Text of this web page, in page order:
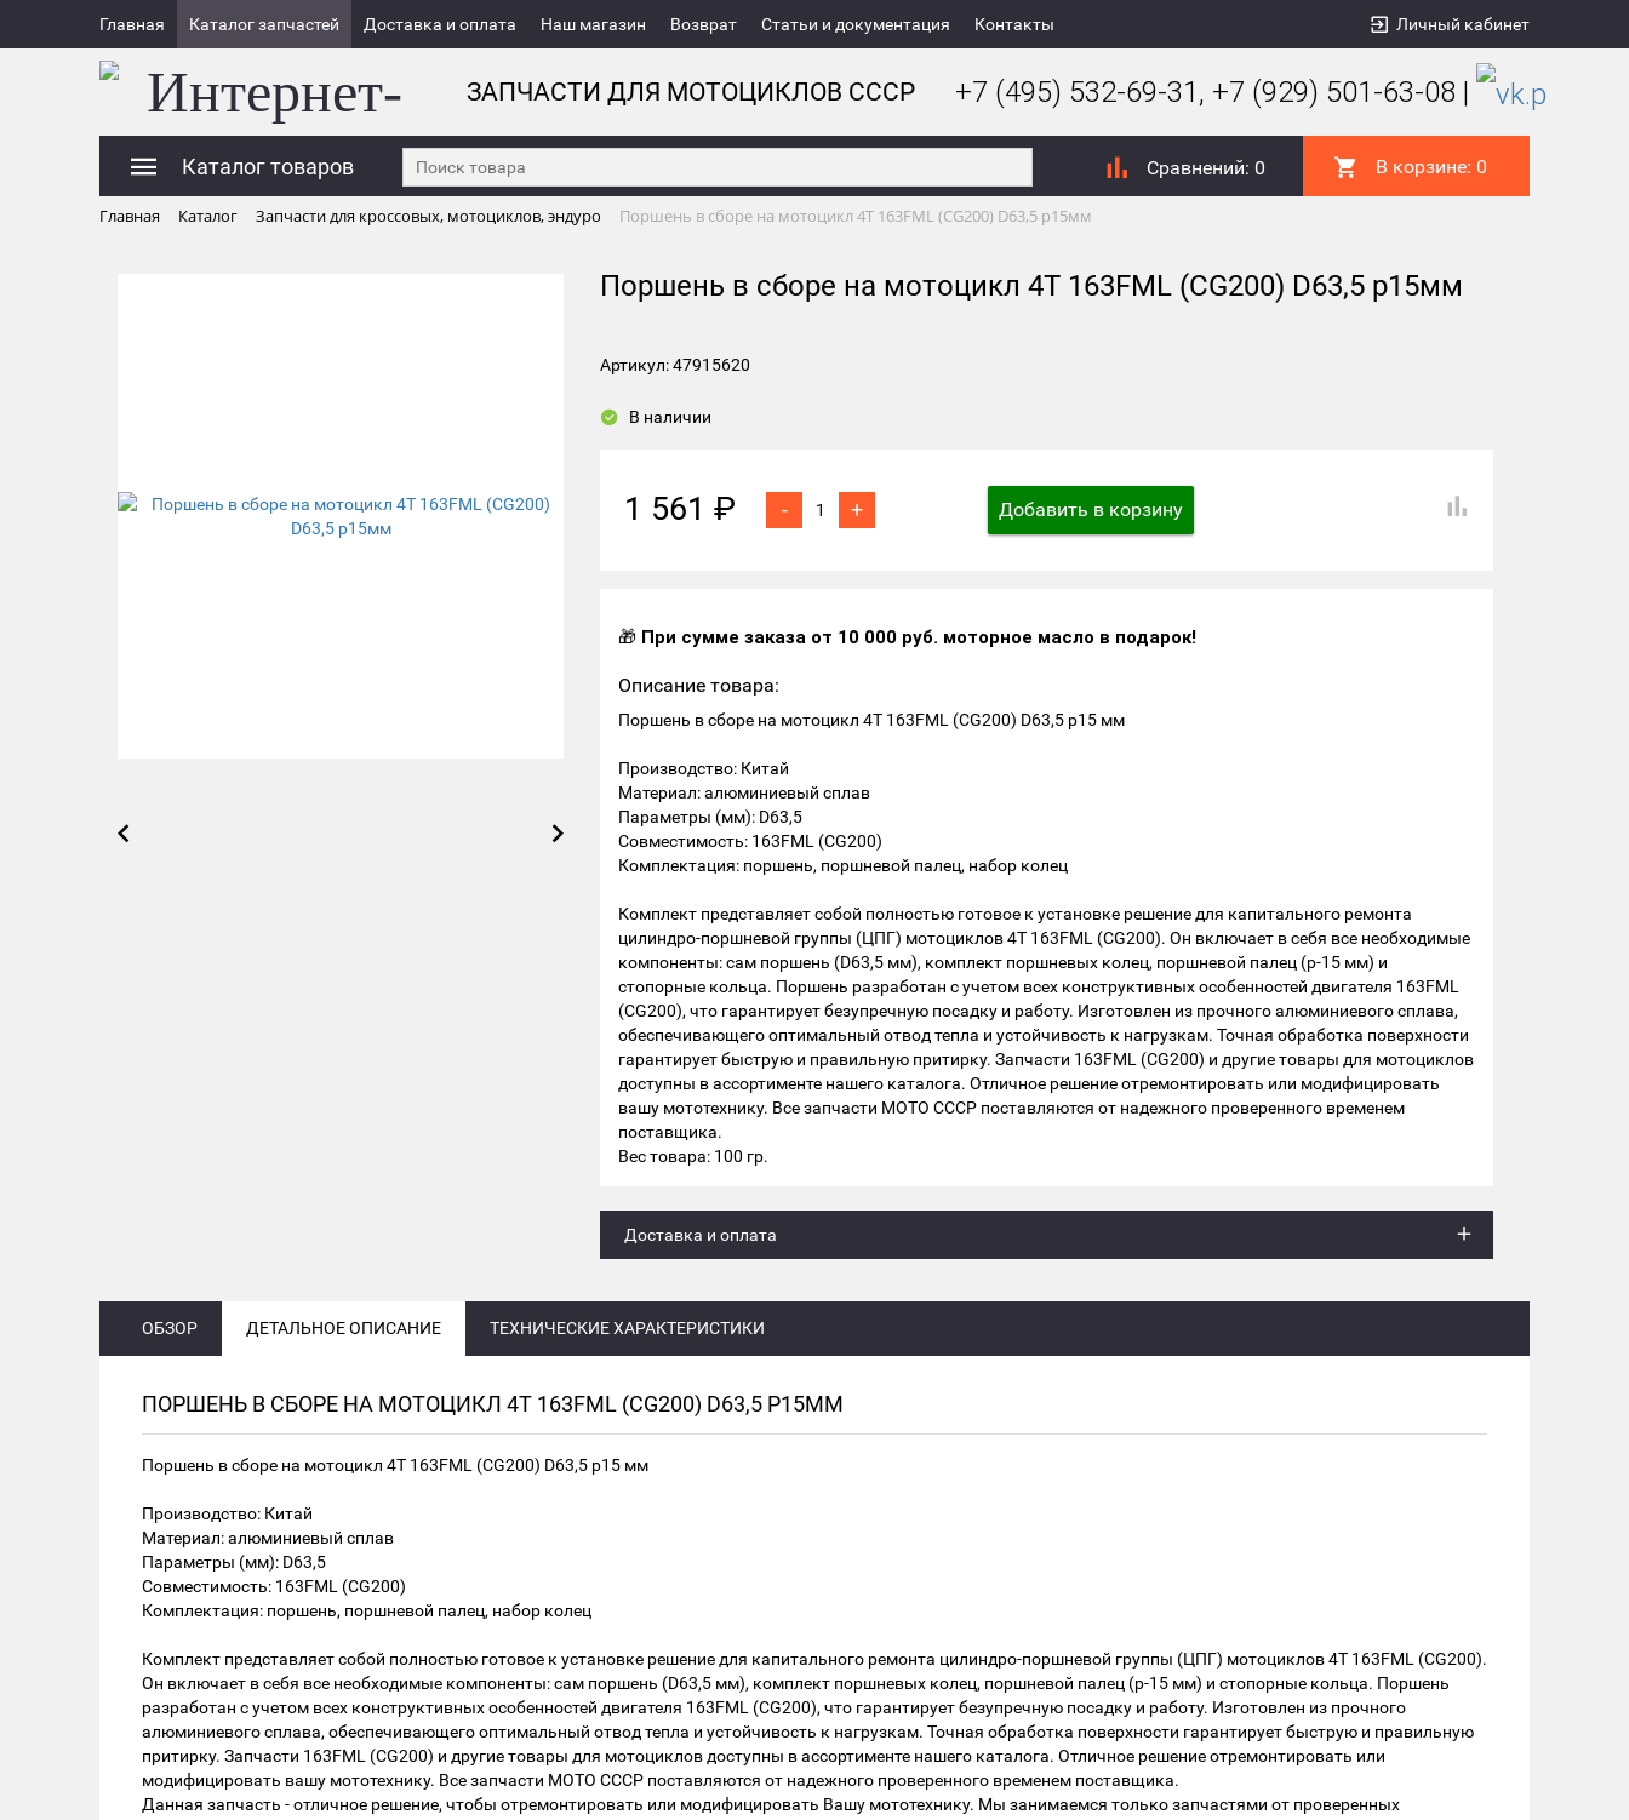
Главная Каталог запчастей Доставка и оплата Наш магазин Возврат Статьи и документация Контакты Личный кабинет
ЗАПЧАСТИ ДЛЯ МОТОЦИКЛОВ СССР +7 (495) 532-69-31, +7 (929) 501-63-08 |
Каталог товаров Сравнений: 0 В корзине: 0
Главная Каталог Запчасти для кроссовых, мотоциклов, эндуро Поршень в сборе на мотоцикл 4Т 163FML (CG200) D63,5 р15мм
Поршень в сборе на мотоцикл 4Т 163FML (CG200) D63,5 р15мм
Артикул: 47915620
В наличии
1 561 ₽ - + Добавить в корзину
🎁 При сумме заказа от 10 000 руб. моторное масло в подарок!
Описание товара:
Поршень в сборе на мотоцикл 4Т 163FML (CG200) D63,5 р15 мм
Производство: Китай
Материал: алюминиевый сплав
Параметры (мм): D63,5
Совместимость: 163FML (CG200)
Комплектация: поршень, поршневой палец, набор колец
Комплект представляет собой полностью готовое к установке решение для капитального ремонта
цилиндро-поршневой группы (ЦПГ) мотоциклов 4Т 163FML (CG200). Он включает в себя все необходимые
компоненты: сам поршень (D63,5 мм), комплект поршневых колец, поршневой палец (р-15 мм) и
стопорные кольца. Поршень разработан с учетом всех конструктивных особенностей двигателя 163FML
(CG200), что гарантирует безупречную посадку и работу. Изготовлен из прочного алюминиевого сплава,
обеспечивающего оптимальный отвод тепла и устойчивость к нагрузкам. Точная обработка поверхности
гарантирует быструю и правильную притирку. Запчасти 163FML (CG200) и другие товары для мотоциклов
доступны в ассортименте нашего каталога. Отличное решение отремонтировать или модифицировать
вашу мототехнику. Все запчасти МОТО СССР поставляются от надежного проверенного временем
поставщика.
Вес товара: 100 гр.
Доставка и оплата
ОБЗОР ДЕТАЛЬНОЕ ОПИСАНИЕ ТЕХНИЧЕСКИЕ ХАРАКТЕРИСТИКИ
ПОРШЕНЬ В СБОРЕ НА МОТОЦИКЛ 4Т 163FML (CG200) D63,5 Р15ММ
Поршень в сборе на мотоцикл 4Т 163FML (CG200) D63,5 р15 мм
Производство: Китай
Материал: алюминиевый сплав
Параметры (мм): D63,5
Совместимость: 163FML (CG200)
Комплектация: поршень, поршневой палец, набор колец
Комплект представляет собой полностью готовое к установке решение для капитального ремонта цилиндро-поршневой группы (ЦПГ) мотоциклов 4Т 163FML (CG200).
Он включает в себя все необходимые компоненты: сам поршень (D63,5 мм), комплект поршневых колец, поршневой палец (р-15 мм) и стопорные кольца. Поршень
разработан с учетом всех конструктивных особенностей двигателя 163FML (CG200), что гарантирует безупречную посадку и работу. Изготовлен из прочного
алюминиевого сплава, обеспечивающего оптимальный отвод тепла и устойчивость к нагрузкам. Точная обработка поверхности гарантирует быструю и правильную
притирку. Запчасти 163FML (CG200) и другие товары для мотоциклов доступны в ассортименте нашего каталога. Отличное решение отремонтировать или
модифицировать вашу мототехнику. Все запчасти МОТО СССР поставляются от надежного проверенного временем поставщика.
Данная запчасть - отличное решение, чтобы отремонтировать или модифицировать Вашу мототехнику. Мы занимаемся только запчастями от проверенных